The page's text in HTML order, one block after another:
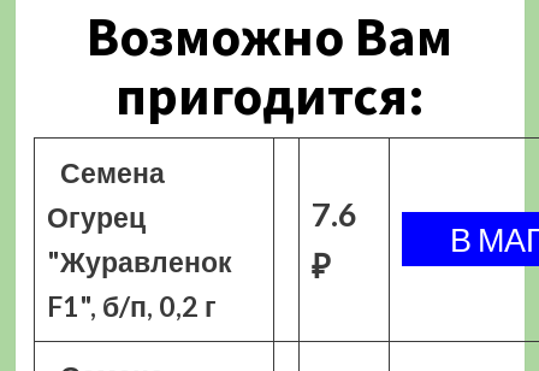
Возможно Вам
пригодится:
Семена
Огурец
"Журавленок
F1", б/п, 0,2 г
7.6
₽